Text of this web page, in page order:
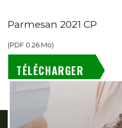
Parmesan 2021 CP
(PDF 0.26 Mo)
TÉLÉCHARGER